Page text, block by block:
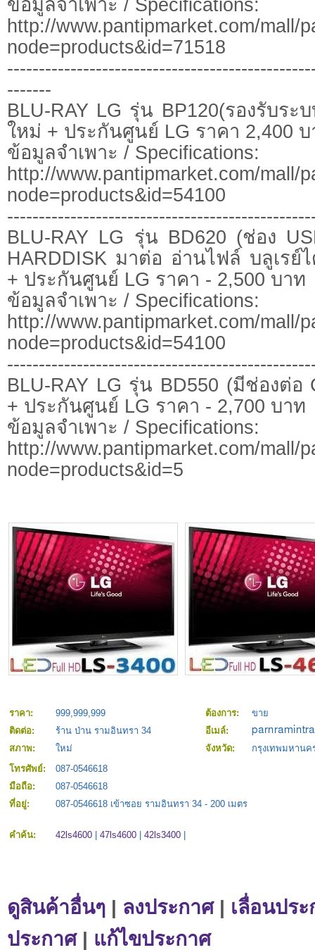
ข้อมูลจำเพาะ / Specifications:
http://www.pantipmarket.com/mall/
node=products&id=71518
-------
BLU-RAY LG รุ่น BP120(รองรับระ
ใหม่ + ประกันศูนย์ LG ราคา 2,400
ข้อมูลจำเพาะ / Specifications:
http://www.pantipmarket.com/mall/
node=products&id=54100
BLU-RAY LG รุ่น BD620 (ช่อง
HARDDISK มาต่อ อ่านไฟล์ บลูเรย์
+ ประกันศูนย์ LG ราคา - 2,500 บาท
ข้อมูลจำเพาะ / Specifications:
http://www.pantipmarket.com/mall/
node=products&id=54100
BLU-RAY LG รุ่น BD550 (มีช่องต่อ
+ ประกันศูนย์ LG ราคา - 2,700 บาท
ข้อมูลจำเพาะ / Specifications:
http://www.pantipmarket.com/mall/
node=products&id=5
ราคา: 999,999,999 ต้องการ:
ขาย
ติดต่อ:
ร้าน ป่าน รามอินทรา 34
อีเมล์:
สภาพ:
ใหม่ จังหวัด:
กรุงเทพมหานค
โทรศัพย์:
087-0546618
มือถือ:
087-0546618
ที่อยู่:
087-0546618 เข้าซอย รามอินทรา 34 - 200 เมตร
คำค้น: 42ls4600 47ls4600 42ls3400
ดูสินค้าอื่นๆ | ลงประกาศ| เลื่อนปร
ประกาศ| แก้ไขประกาศ